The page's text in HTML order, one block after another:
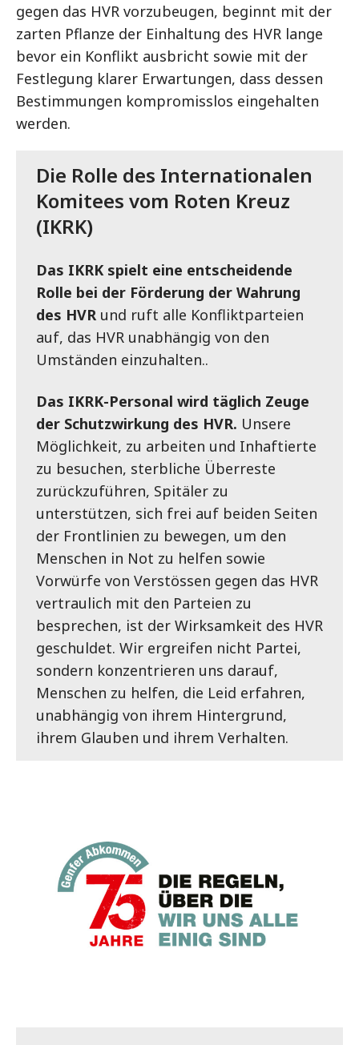
gegen das HVR vorzubeugen, beginnt mit der
zarten Pflanze der Einhaltung des HVR lange
bevor ein Konflikt ausbricht sowie mit der
Festlegung klarer Erwartungen, dass dessen
Bestimmungen kompromisslos eingehalten
werden.
Die Rolle des Internationalen
Komitees vom Roten Kreuz
(IKRK)
Das IKRK spielt eine entscheidende
Rolle bei der Förderung der Wahrung
des HVR und ruft alle Konfliktparteien
auf, das HVR unabhängig von den
Umständen einzuhalten..
Das IKRK-Personal wird täglich Zeuge
der Schutzwirkung des HVR. Unsere
Möglichkeit, zu arbeiten und Inhaftierte
zu besuchen, sterbliche Überreste
zurückzuführen, Spitäler zu
unterstützen, sich frei auf beiden Seiten
der Frontlinien zu bewegen, um den
Menschen in Not zu helfen sowie
Vorwürfe von Verstössen gegen das HVR
vertraulich mit den Parteien zu
besprechen, ist der Wirksamkeit des HVR
geschuldet. Wir ergreifen nicht Partei,
sondern konzentrieren uns darauf,
Menschen zu helfen, die Leid erfahren,
unabhängig von ihrem Hintergrund,
ihrem Glauben und ihrem Verhalten.